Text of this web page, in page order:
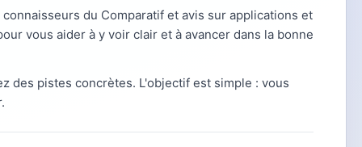
du Comparatif et avis sur applications et
vous aider à y voir clair et à avancer dans la bonne
des pistes concrètes. L'objectif est simple : vous